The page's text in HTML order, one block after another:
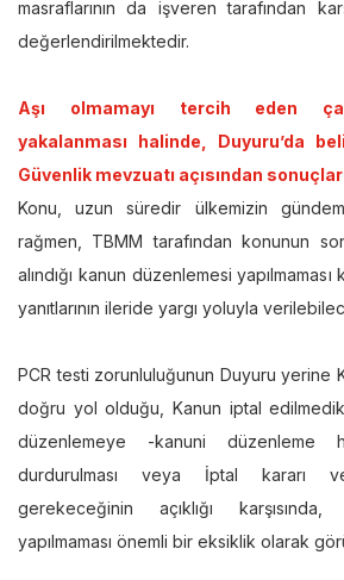
masraflarının da işveren tarafından
değerlendirilmektedir.
Aşı olmamayı tercih eden
yakalanması halinde, Duyuru’da
Güvenlik mevzuatı açısından
Konu, uzun süredir ülkemizin
rağmen, TBMM tarafından konunun
alındığı kanun düzenlemesi yapılmaması
yanıtlarının ileride yargı yoluyla
PCR testi zorunluluğunun Duyuru yerine
doğru yol olduğu, Kanun iptal
düzenlemeye -kanuni düzenleme
durdurulması veya İptal kararı
gerekeceğinin açıklığı
yapılmaması önemli bir eksiklik olarak